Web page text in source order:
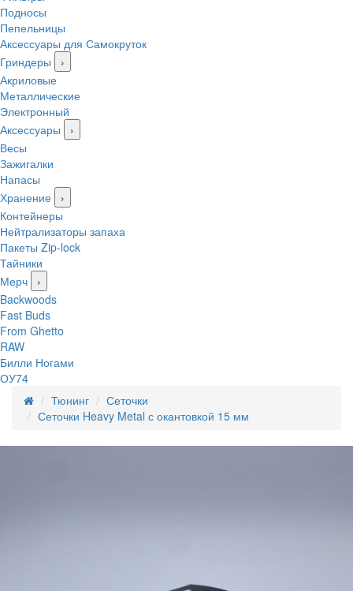
Подносы
Пепельницы
Аксессуары для Самокруток
Гриндеры
›
Акриловые
Металлические
Электронный
Аксессуары
›
Весы
Зажигалки
Напасы
Хранение
›
Контейнеры
Нейтрализаторы запаха
Пакеты Zip-lock
Тайники
Мерч
›
Backwoods
Fast Buds
From Ghetto
RAW
Билли Ногами
ОУ74
Тюнинг
Сеточки
Сеточки Heavy Metal с окантовкой 15 мм